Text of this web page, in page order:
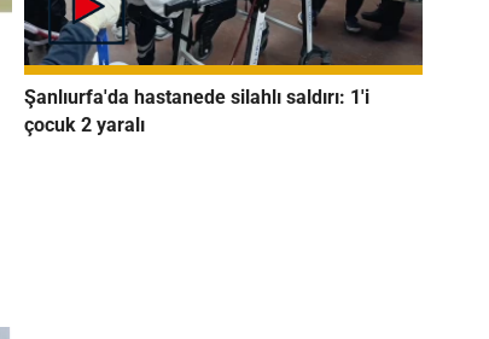
Şanlıurfa'da hastanede silahlı saldırı: 1'i
çocuk 2 yaralı